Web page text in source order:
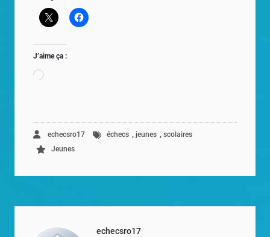
J’aime ça :
Chargement…
echecsro17 échecs , jeunes , scolaires
Jeunes
echecsro17